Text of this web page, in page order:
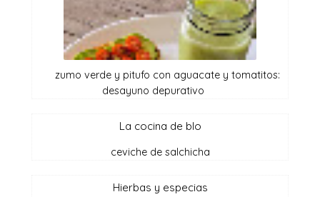
zumo verde y pitufo con aguacate y tomatitos:
desayuno depurativo
la cocina de blo
ceviche de salchicha
hierbas y especias